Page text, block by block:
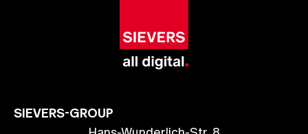
SIEVERS-GROUP